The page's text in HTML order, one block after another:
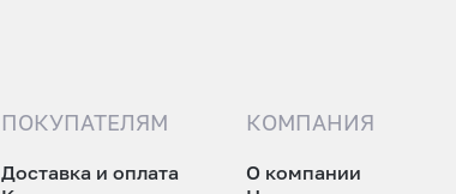
ПОКУПАТЕЛЯМ
Доставка и оплата
КОМПАНИЯ
О компании